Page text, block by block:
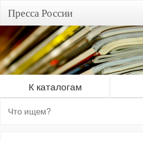
Пресса России
К каталогам